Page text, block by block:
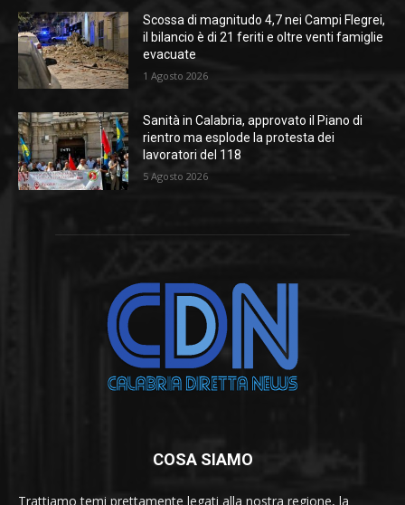
Scossa di magnitudo 4,7 nei Campi Flegrei,
il bilancio è di 21 feriti e oltre venti famiglie
evacuate
1 Agosto 2026
Sanità in Calabria, approvato il Piano di
rientro ma esplode la protesta dei
lavoratori del 118
5 Agosto 2026
COSA SIAMO
Trattiamo temi prettamente legati alla nostra regione, la